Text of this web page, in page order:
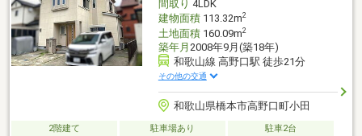
間取り 4LDK
建物面積113.32m2
土地面積160.09m2
築年月 2008年9月(築18年)
和歌山線 高野口駅 徒歩21分
その他の交通
和歌山県橋本市高野口町小田
2階建て 駐車場あり
駐車2台